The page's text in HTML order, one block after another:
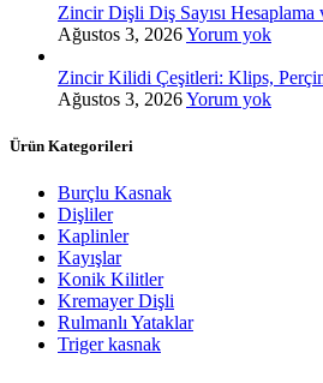
Zincir Dişli Diş Sayısı Hesaplama
Ağustos 3, 2026Yorum yok
Zincir Kilidi Çeşitleri: Klips,
Ağustos 3, 2026Yorum yok
Ürün Kategorileri
Burçlu Kasnak
Dişliler
Kaplinler
Kayışlar
Konik Kilitler
Kremayer Dişli
Rulmanlı Yataklar
Triger kasnak